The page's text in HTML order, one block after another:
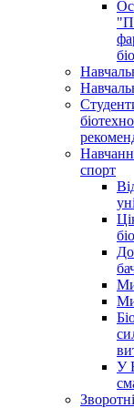
спорт
Ми
Ми
У